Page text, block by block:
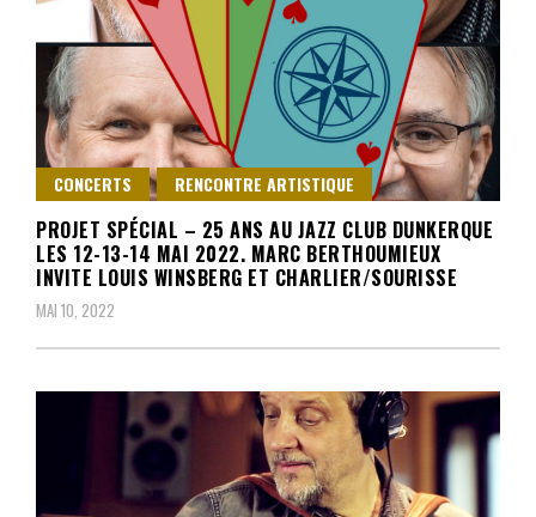
CONCERTS RENCONTRE ARTISTIQUE
PROJET SPÉCIAL – 25 ANS AU JAZZ CLUB DUNKERQUE
LES 12-13-14 MAI 2022. MARC BERTHOUMIEUX
INVITE LOUIS WINSBERG ET CHARLIER/SOURISSE
MAI 10, 2022